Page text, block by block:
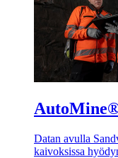
Datan avulla
kaivoksissa